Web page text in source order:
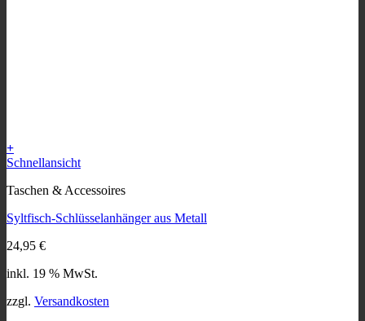
+
Schnellansicht
Taschen & Accessoires
Syltfisch-Schlüsselanhänger aus Metall
24,95 €
inkl. 19 % MwSt.
zzgl. Versandkosten